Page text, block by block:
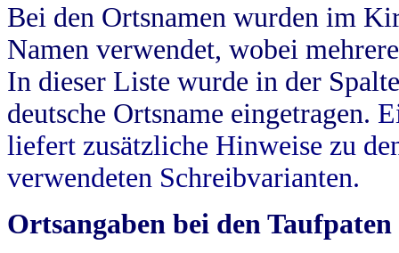
Bei den Ortsnamen wurden im
Namen verwendet, wobei
In dieser Liste wurde in der
deutsche Ortsname eingetragen.
liefert zusätzliche Hinweise zu
verwendeten Schreibvarianten.
Ortsangaben bei den Taufpaten